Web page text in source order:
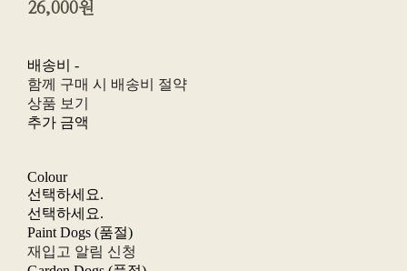
26,000원
배송비 -
함께 구매 시 배송비 절약
상품 보기
추가 금액
Colour
선택하세요.
선택하세요.
Paint Dogs (품절)
재입고 알림 신청